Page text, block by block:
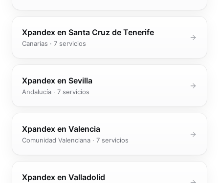
Xpandex en Santa Cruz de Tenerife
Canarias · 7 servicios
Xpandex en Sevilla
Andalucía · 7 servicios
Xpandex en Valencia
Comunidad Valenciana · 7 servicios
Xpandex en Valladolid